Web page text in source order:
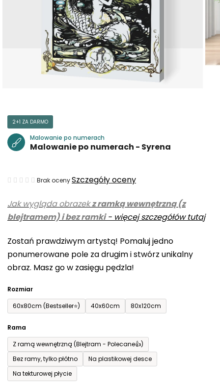
Jak wygląda obrazekz ramką wewnętrzną (z
blejtramem) i bez ramki- więcej szczegółów tutaj
Zostań prawdziwym artystą! Pomaluj jedno
ponumerowane pole za drugim i stwórz unikalny
obraz. Masz go w zasięgu pędzla!
Rozmiar
60x80cm (Bestseller⭐)
40x60cm 80x120cm
Rama
Z ramą wewnętrzną (Blejtram - Polecane👍)
Bez ramy, tylko płótno
Na plastikowej desce
Na tekturowej płycie
2+1 ZA DARMO
Malowanie po numerach
Malowanie po numerach - Syrena
Średnia
produktu
wynosi
na
5
gwiazdek.
Brak ocenySzczegóły oceny